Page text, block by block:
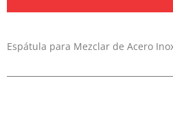
Espátula para Mezclar de Acero